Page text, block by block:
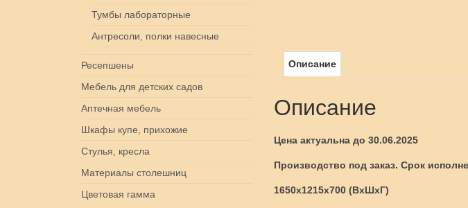
Описание
Описание
Цена актуальна до 30.06.2025
Производство под заказ. Срок
1650х1215х700 (ВхШхГ)
Тумбы лабораторные
Антресоли, полки навесные
Ресепшены
Мебель для детских садов
Аптечная мебель
Шкафы купе, прихожие
Стулья, кресла
Материалы столешниц
Цветовая гамма